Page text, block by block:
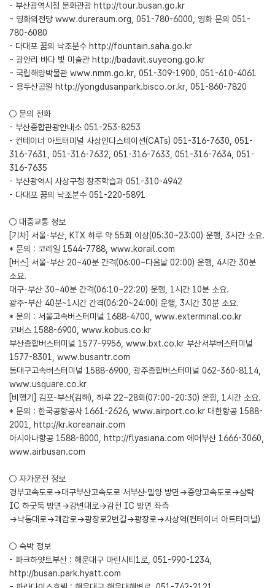
- 부산광역시청 문화관광 http://tour.busan.go.kr
- 영화의전당 www.dureraum.org, 051-780-6000, 영화 문의 051-
780-6080
- 다대포 꿈의 낙조분수 http://fountain.saha.go.kr
- 광안리 바다 빛 미술관 http://badavit.suyeong.go.kr
- 국립해양박물관 www.nmm.go.kr, 051-309-1900, 051-610-4061
- 용두산공원 http://yongdusanpark.bisco.or.kr, 051-860-7820
○ 문의 전화
- 부산종합관광안내소 051-253-8253
- 컨테이너 아트터미널 사상인디스테이션(CATs) 051-316-7630, 051-
316-7631, 051-316-7632, 051-316-7633, 051-316-7634, 051-
316-7635
- 부산광역시 사상구청 창조학습과 051-310-4942
- 다대포 꿈의 낙조분수 051-220-5891
○ 대중교통 정보
[기차] 서울-부산, KTX 하루 약 55회 이상(05:30~23:00) 운행, 3시간 소요.
* 문의 : 코레일 1544-7788, www.korail.com
[버스] 서울-부산 20~40분 간격(06:00~다음날 02:00) 운행, 4시간 30분
소요.
대구-부산 30~40분 간격(06:10~22:20) 운행, 1시간 10분 소요.
광주-부산 40분~1시간 간격(06:20~24:00) 운행, 3시간 30분 소요.
* 문의 : 서울고속버스터미널 1688-4700, www.exterminal.co.kr
코버스 1588-6900, www.kobus.co.kr
부산종합버스터미널 1577-9956, www.bxt.co.kr 부산서부버스터미널
1577-8301, www.busantr.com
동대구고속버스터미널 1588-6900, 광주종합버스터미널 062-360-8114,
www.usquare.co.kr
[비행기] 김포-부산(김해), 하루 22~28회(07:00~20:30) 운항, 1시간 소요.
* 문의 : 한국공항공사 1661-2626, www.airport.co.kr 대한항공 1588-
2001, http://kr.koreanair.com
아시아나항공 1588-8000, http://flyasiana.com 에어부산 1666-3060,
www.airbusan.com
○ 자가운전 정보
경부고속도로→대구부산고속도로 서부산·밀양 방면→중앙고속도로→삼락
IC 하굿둑 방면→강변대로→감전 IC 방면 좌측
→낙동대로→괘감로→광장로2번길→광장로→사상역(컨테이너 아트터미널)
○ 숙박 정보
- 파크하얏트부산 : 해운대구 마린시티1로, 051-990-1234,
http://busan.park.hyatt.com